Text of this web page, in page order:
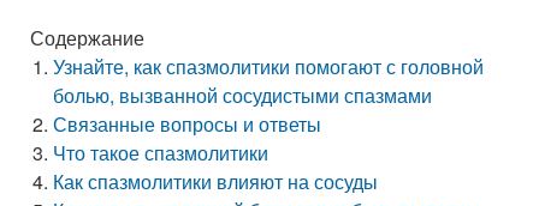
Содержание
Узнайте, как спазмолитики помогают с головной
болью, вызванной сосудистыми спазмами
Связанные вопросы и ответы
Что такое спазмолитики
Как спазмолитики влияют на сосуды